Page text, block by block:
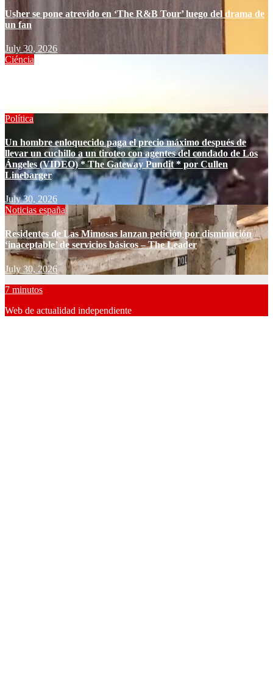
Usher se pone atrevido en ‘The R&B Tour’ luego del drama de
un fan
July 30, 2026
Ciéncia
Política
Un hombre enloquecido paga el precio máximo después de
llevar un cuchillo a un tiroteo con agentes del condado de Los
Ángeles (VIDEO) * The Gateway Pundit * por Cullen
Linebarger
July 30, 2026
Noticias españa
Residentes de Las Mimosas lanzan petición por disminución
‘inaceptable’ de servicios básicos – The Leader
July 30, 2026
7 minutos
Web de actualidad independiente